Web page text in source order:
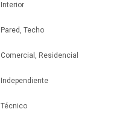
Interior
Pared, Techo
Comercial, Residencial
Independiente
Técnico